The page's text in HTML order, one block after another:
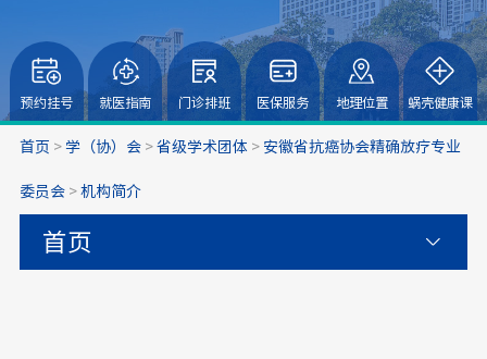
预约挂号 就医指南 门诊排班 医保服务 地理位置 蜗壳健康课
首页 > 学（协）会> 省级学术团体 > 安徽省抗癌协会精确放疗专业
委员会> 机构简介
首页